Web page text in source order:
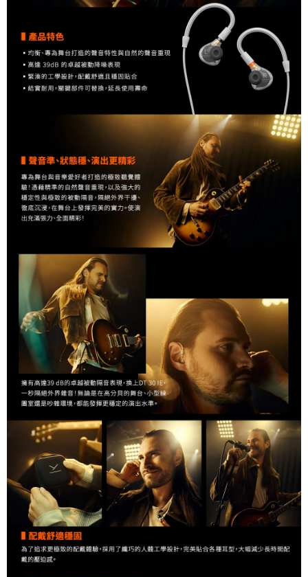
「AFTEE先享後付」，若未經同意申辦者引起之損失，本公司不負相關責
４．使用「AFTEE先享後付」時，將依據個別帳號之用戶狀況，依本公司即
時審查核予不同之上限額度；若仍有額度不足之情形，本公司將視審查結果
請求用戶進行身份認證。
５．嚴禁一人註冊多個帳號或使用他人資訊註冊。若發現惡意使用之情形，
恩沛科技股份有限公司將有權停止該用戶之使用額度並採取法律行動。